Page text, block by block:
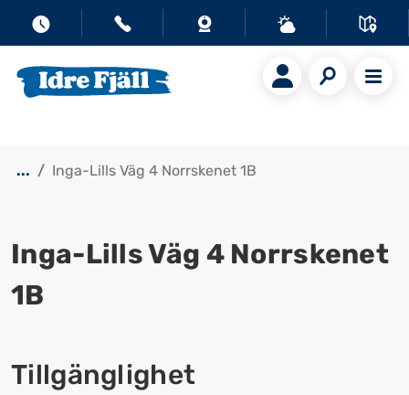
... Inga-Lills Väg 4 Norrskenet 1B
Inga-Lills Väg 4 Norrskenet
1B
Tillgänglighet